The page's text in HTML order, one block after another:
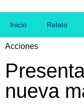
Inicio Relato
Acciones
nueva